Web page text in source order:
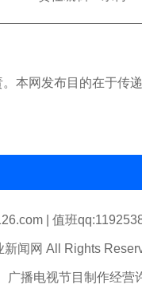
本网发布目的在于传递
| 值班
闻网 All Rights
播电视节目制作经营